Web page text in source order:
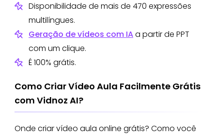
Disponibilidade de mais de 470 expressões
multilíngues.
Geração de vídeos com IAa partir de PPT
com um clique.
É 100% grátis.
Como Criar Vídeo Aula Facilmente Grátis
com Vidnoz AI?
Onde criar vídeo aula online grátis? Como você